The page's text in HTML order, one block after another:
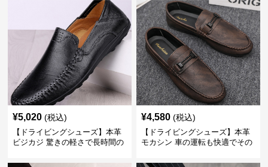
¥5,020 (税込)
【ドライビングシューズ】本革
ビジカジ 驚きの軽さで長時間の
¥4,580 (税込)
【ドライビングシューズ】本革
モカシン 車の運転も快適でその